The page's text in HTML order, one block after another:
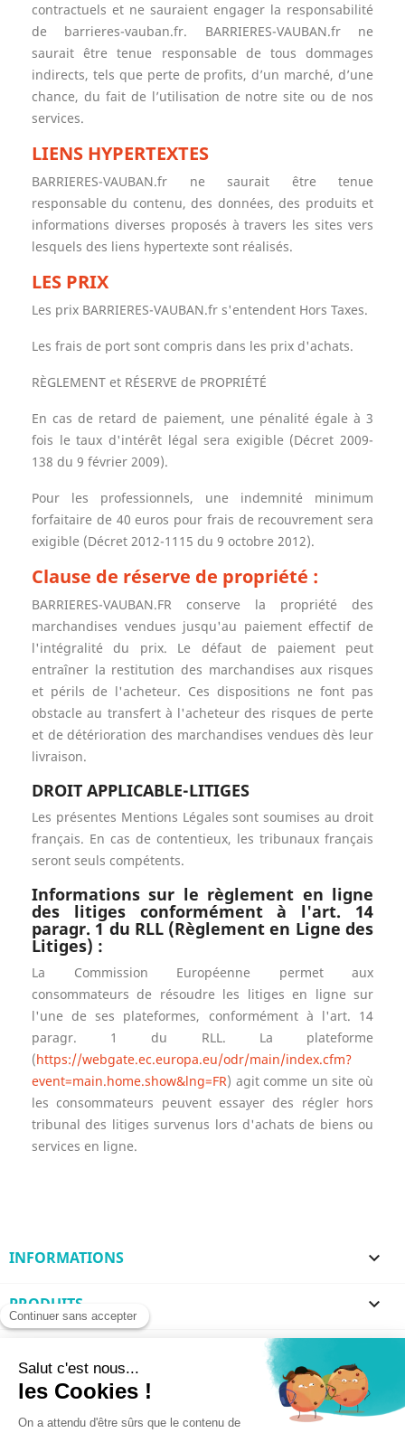
contractuels et ne sauraient engager la responsabilité
de barrieres-vauban.fr. BARRIERES-VAUBAN.fr ne
saurait être tenue responsable de tous dommages
indirects, tels que perte de profits, d’un marché, d’une
chance, du fait de l’utilisation de notre site ou de nos
services.
LIENS HYPERTEXTES
BARRIERES-VAUBAN.fr ne saurait être tenue
responsable du contenu, des données, des produits et
informations diverses proposés à travers les sites vers
lesquels des liens hypertexte sont réalisés.
LES PRIX
Les prix BARRIERES-VAUBAN.fr s'entendent Hors Taxes.
Les frais de port sont compris dans les prix d'achats.
RÈGLEMENT et RÉSERVE de PROPRIÉTÉ
En cas de retard de paiement, une pénalité égale à 3
fois le taux d'intérêt légal sera exigible (Décret 2009-
138 du 9 février 2009).
Pour les professionnels, une indemnité minimum
forfaitaire de 40 euros pour frais de recouvrement sera
exigible (Décret 2012-1115 du 9 octobre 2012).
Clause de réserve de propriété :
BARRIERES-VAUBAN.FR conserve la propriété des
marchandises vendues jusqu'au paiement effectif de
l'intégralité du prix. Le défaut de paiement peut
entraîner la restitution des marchandises aux risques
et périls de l'acheteur. Ces dispositions ne font pas
obstacle au transfert à l'acheteur des risques de perte
et de détérioration des marchandises vendues dès leur
livraison.
DROIT APPLICABLE-LITIGES
Les présentes Mentions Légales sont soumises au droit
français. En cas de contentieux, les tribunaux français
seront seuls compétents.
Informations sur le règlement en ligne
des litiges conformément à l'art. 14
paragr. 1 du RLL (Règlement en Ligne des
Litiges) :
La Commission Européenne permet aux
consommateurs de résoudre les litiges en ligne sur
l'une de ses plateformes, conformément à l'art. 14
paragr. 1 du RLL. La plateforme
(https://webgate.ec.europa.eu/odr/main/index.cfm?
event=main.home.show&lng=FR) agit comme un site où
les consommateurs peuvent essayer des régler hors
tribunal des litiges survenus lors d'achats de biens ou
services en ligne.
INFORMATIONS 
PRODUITS 
VOTRE COMPTE 